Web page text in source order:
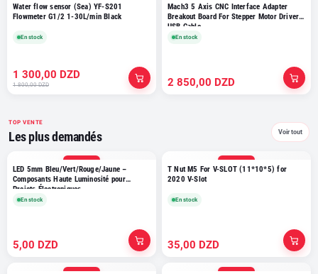
Water flow sensor (Sea) YF-S201
Flowmeter G1/2 1-30L/min Black
En stock
1 300,00 DZD
1 800,00 DZD
Mach3 5 Axis CNC Interface Adapter
Breakout Board For Stepper Motor Driver +
USB Cable
En stock
2 850,00 DZD
TOP VENTE
Les plus demandés Voir tout
LED 5mm Bleu/Vert/Rouge/Jaune –
Composants Haute Luminosité pour
Projets Électroniques
En stock
5,00 DZD
T Nut M5 For V-SLOT (11*10*5) for
2020 V-Slot
En stock
35,00 DZD